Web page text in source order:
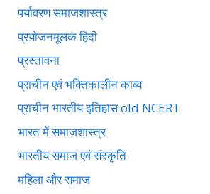
पर्यावरण समाजशास्त्र
प्रयोजनमूलक हिंदी
प्रस्तावना
प्राचीन एवं भक्तिकालीन काव्य
प्राचीन भारतीय इतिहास old NCERT
भारत में समाजशास्त्र
भारतीय समाज एवं संस्कृति
महिला और समाज